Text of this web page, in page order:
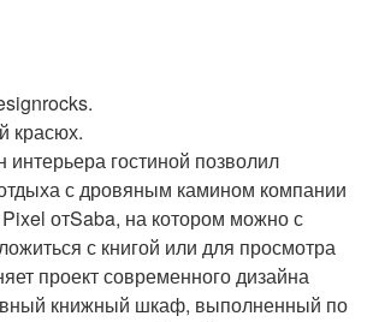
красюх.
интерьера гостиной позволил
с дровяным камином компании
отSaba, на котором можно с
с книгой или для просмотра
проект современного дизайна
книжный шкаф, выполненный по